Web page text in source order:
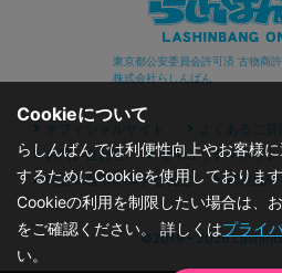
東京都公安委員会許可済 古物商
株式会社らしんばん
オフィシャルサイト よくあるご質
お問い合わせ
セキュリティポリシ
特定商取引に関する表記
利用規約
©2019 - 2026
Cookieについて
らしんばんでは利便性向上やお客様
するためにCookieを使用しております
Cookieの利用を制限したい場合は、
をご確認ください。 詳しくはプライ
い。